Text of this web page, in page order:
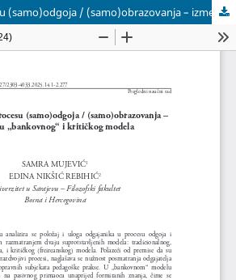
Odgajanik u procesu (samo)odgoja / (samo)obrazovanja – između „bankovnog“ i kritičkog modela